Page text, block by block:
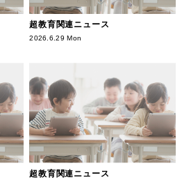
超教育関連ニュース
2026.6.29 Mon
超教育関連ニュース